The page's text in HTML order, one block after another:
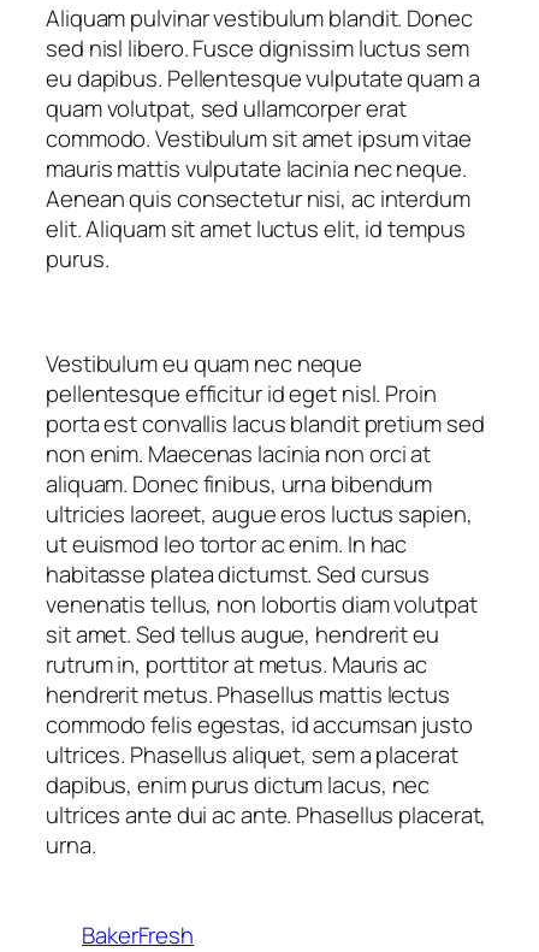
Aliquam pulvinar vestibulum blandit. Donec
sed nisl libero. Fusce dignissim luctus sem
eu dapibus. Pellentesque vulputate quam a
quam volutpat, sed ullamcorper erat
commodo. Vestibulum sit amet ipsum vitae
mauris mattis vulputate lacinia nec neque.
Aenean quis consectetur nisi, ac interdum
elit. Aliquam sit amet luctus elit, id tempus
purus.
Vestibulum eu quam nec neque
pellentesque efficitur id eget nisl. Proin
porta est convallis lacus blandit pretium sed
non enim. Maecenas lacinia non orci at
aliquam. Donec finibus, urna bibendum
ultricies laoreet, augue eros luctus sapien,
ut euismod leo tortor ac enim. In hac
habitasse platea dictumst. Sed cursus
venenatis tellus, non lobortis diam volutpat
sit amet. Sed tellus augue, hendrerit eu
rutrum in, porttitor at metus. Mauris ac
hendrerit metus. Phasellus mattis lectus
commodo felis egestas, id accumsan justo
ultrices. Phasellus aliquet, sem a placerat
dapibus, enim purus dictum lacus, nec
ultrices ante dui ac ante. Phasellus placerat,
urna.
BakerFresh